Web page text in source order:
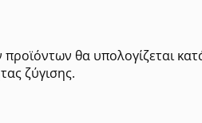
προϊόντων θα υπολογίζεται
ζύγισης.